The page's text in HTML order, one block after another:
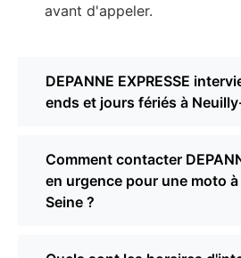
avant d'appeler.
DEPANNE EXPRESSE
ends et jours fériés à
Comment contacter
en urgence pour une moto
Seine ?